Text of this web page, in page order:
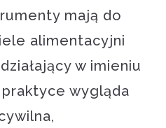
mają do
alimentacyjni
w imieniu
wygląda